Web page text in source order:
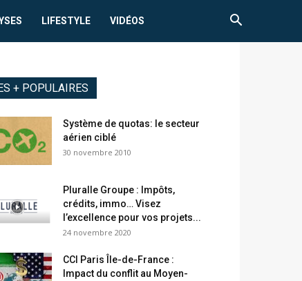
LIFESTYLE VIDÉOS
+ POPULAIRES
Système de quotas: le secteur
aérien ciblé
30 novembre 2010
Pluralle Groupe : Impôts,
crédits, immo… Visez
l’excellence pour vos projets...
24 novembre 2020
CCI Paris Île-de-France :
Impact du conflit au Moyen-